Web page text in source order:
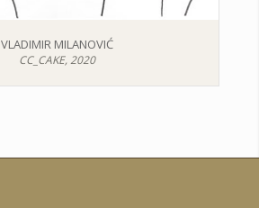
VLADIMIR MILANOVIĆ
CC_CAKE, 2020